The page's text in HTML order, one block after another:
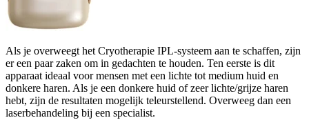
Als je overweegt het Cryotherapie IPL-systeem aan te schaffen, zijn
er een paar zaken om in gedachten te houden. Ten eerste is dit
apparaat ideaal voor mensen met een lichte tot medium huid en
donkere haren. Als je een donkere huid of zeer lichte/grijze haren
hebt, zijn de resultaten mogelijk teleurstellend. Overweeg dan een
laserbehandeling bij een specialist.